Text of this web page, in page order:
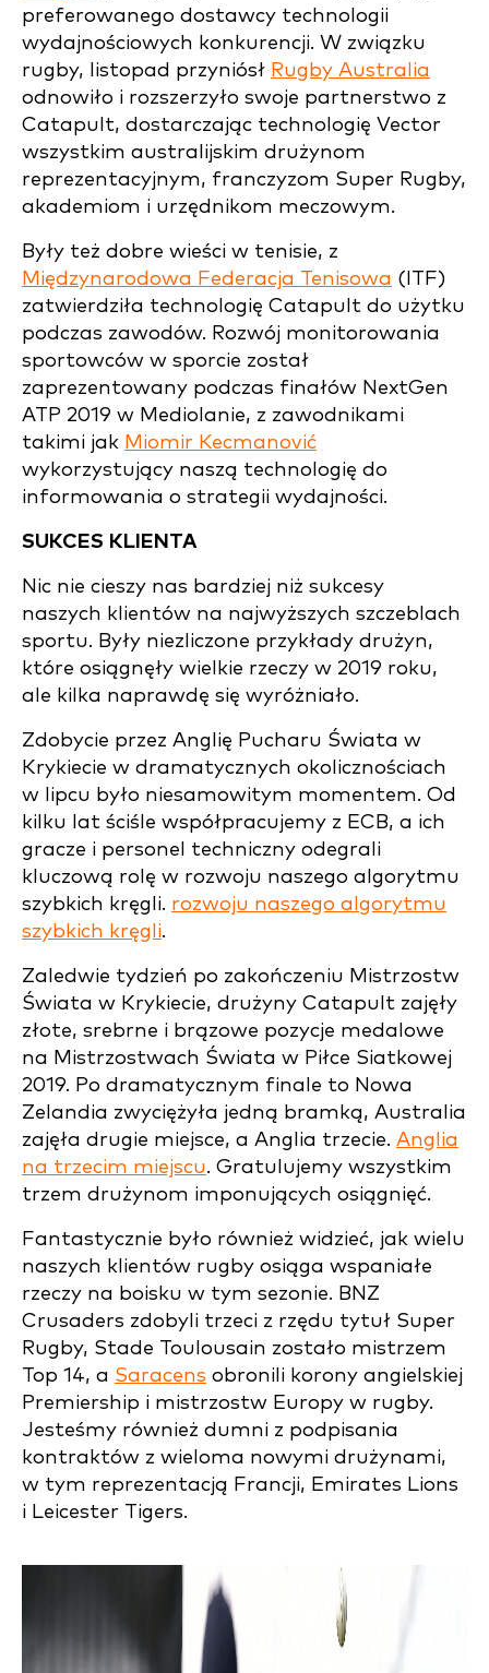
preferowanego dostawcy technologii
wydajnościowych konkurencji. W związku
rugby, listopad przyniósł Rugby Australia
odnowiło i rozszerzyło swoje partnerstwo z
Catapult, dostarczając technologię Vector
wszystkim australijskim drużynom
reprezentacyjnym, franczyzom Super Rugby,
akademiom i urzędnikom meczowym.
Były też dobre wieści w tenisie, z
Międzynarodowa Federacja Tenisowa (ITF)
zatwierdziła technologię Catapult do użytku
podczas zawodów. Rozwój monitorowania
sportowców w sporcie został
zaprezentowany podczas finałów NextGen
ATP 2019 w Mediolanie, z zawodnikami
takimi jak Miomir Kecmanović
wykorzystujący naszą technologię do
informowania o strategii wydajności.
SUKCES KLIENTA
Nic nie cieszy nas bardziej niż sukcesy
naszych klientów na najwyższych szczeblach
sportu. Były niezliczone przykłady drużyn,
które osiągnęły wielkie rzeczy w 2019 roku,
ale kilka naprawdę się wyróżniało.
Zdobycie przez Anglię Pucharu Świata w
Krykiecie w dramatycznych okolicznościach
w lipcu było niesamowitym momentem. Od
kilku lat ściśle współpracujemy z ECB, a ich
gracze i personel techniczny odegrali
kluczową rolę w rozwoju naszego algorytmu
szybkich kręgli. rozwoju naszego algorytmu
szybkich kręgli.
Zaledwie tydzień po zakończeniu Mistrzostw
Świata w Krykiecie, drużyny Catapult zajęły
złote, srebrne i brązowe pozycje medalowe
na Mistrzostwach Świata w Piłce Siatkowej
2019. Po dramatycznym finale to Nowa
Zelandia zwyciężyła jedną bramką, Australia
zajęła drugie miejsce, a Anglia trzecie. Anglia
na trzecim miejscu. Gratulujemy wszystkim
trzem drużynom imponujących osiągnięć.
Fantastycznie było również widzieć, jak wielu
naszych klientów rugby osiąga wspaniałe
rzeczy na boisku w tym sezonie. BNZ
Crusaders zdobyli trzeci z rzędu tytuł Super
Rugby, Stade Toulousain zostało mistrzem
Top 14, a Saracens obronili korony angielskiej
Premiership i mistrzostw Europy w rugby.
Jesteśmy również dumni z podpisania
kontraktów z wieloma nowymi drużynami,
w tym reprezentacją Francji, Emirates Lions
i Leicester Tigers.